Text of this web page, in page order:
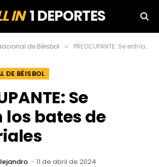
IN1 DEPORTES
de Béisbol » PREOCUPANTE: Se enfrían los bates de Industriales
DE BÉISBOL
Se
bates de
11 de abril de 2024